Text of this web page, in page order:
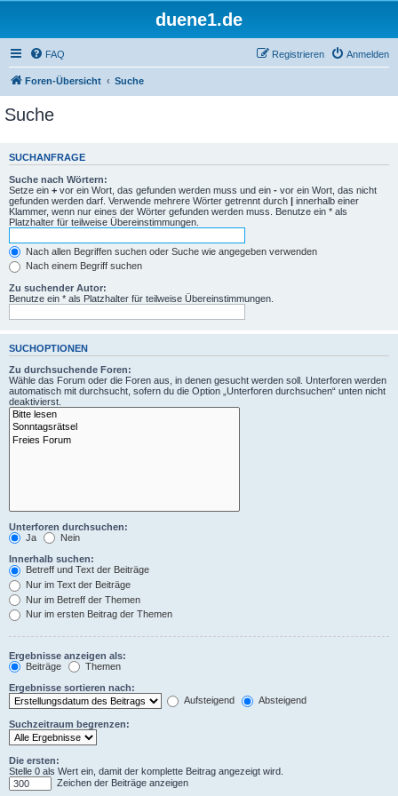
duene1.de
FAQ Anmelden
Registrieren
Foren-Übersicht Suche
Suche
SUCHANFRAGE
Suche nach Wörtern:
Setze ein + vor ein Wort, das gefunden werden muss und ein - vor ein Wort, das nicht
gefunden werden darf. Verwende mehrere Wörter getrennt durch | innerhalb einer
Klammer, wenn nur eines der Wörter gefunden werden muss. Benutze ein * als
Platzhalter für teilweise Übereinstimmungen.
Nach allen Begriffen suchen oder Suche wie angegeben verwenden
Nach einem Begriff suchen
Zu suchender Autor:
Benutze ein * als Platzhalter für teilweise Übereinstimmungen.
SUCHOPTIONEN
Zu durchsuchende Foren:
Wähle das Forum oder die Foren aus, in denen gesucht werden soll. Unterforen werden
automatisch mit durchsucht, sofern du die Option „Unterforen durchsuchen“ unten nicht
deaktivierst.
Unterforen durchsuchen:
Ja
Nein
Innerhalb suchen:
Betreff und Text der Beiträge
Nur im Text der Beiträge
Nur im Betreff der Themen
Nur im ersten Beitrag der Themen
Ergebnisse anzeigen als:
Beiträge
Themen
Ergebnisse sortieren nach:
Aufsteigend
Absteigend
Suchzeitraum begrenzen:
Die ersten:
Stelle 0 als Wert ein, damit der komplette Beitrag angezeigt wird.
Zeichen der Beiträge anzeigen